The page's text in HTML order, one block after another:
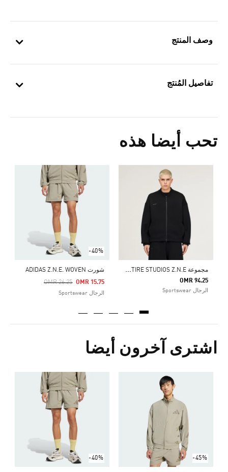
وصف المنتج
تفاصيل المُنتج
تحب أيضا هذه
م
جموعة ADIDAS X ENTIRE STUDIOS Z.N.E. السترة الرياضية المحبوكة UNIFORM FULL ZIP
OMR 94.25
الرجال Sportswear
-40%
شورت ADIDAS Z.N.E. WOVEN
Price Reduced From
OMR 26.25
To OMR 15.75
الرجال Sportswear
Price Reduced From
اشترى آخرون أيضا
-45%
-40%
Price Reduced From